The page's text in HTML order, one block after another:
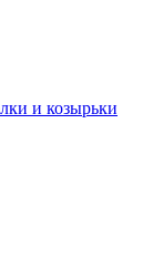
и козырьки